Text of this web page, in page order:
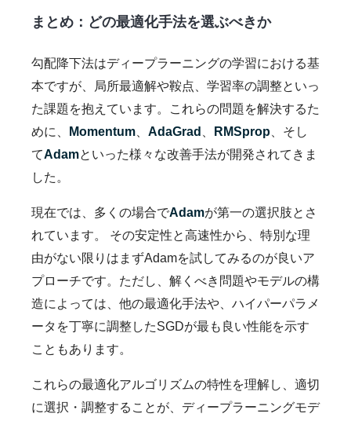
まとめ：どの最適化手法を選ぶべきか
勾配降下法はディープラーニングの学習における基
本ですが、局所最適解や鞍点、学習率の調整といっ
た課題を抱えています。これらの問題を解決するた
めに、
Momentum AdaGrad RMSprop 、そし
てAdamといった様々な改善手法が開発されてきま
した。
現在では、多くの場合でAdamが第一の選択肢とさ
れています。 その安定性と高速性から、特別な理
由がない限りはまずAdamを試してみるのが良いア
プローチです。ただし、解くべき問題やモデルの構
造によっては、他の最適化手法や、ハイパーパラメ
ータを丁寧に調整したSGDが最も良い性能を示す
こともあります。
これらの最適化アルゴリズムの特性を理解し、適切
に選択・調整することが、ディープラーニングモデ